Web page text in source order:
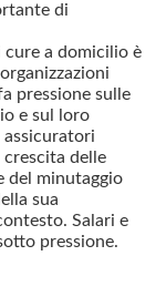
di
cure a domicilio è
pressione sulle
e sul loro
assicuratori
delle
del minutaggio
sua
Salari e
pressione.